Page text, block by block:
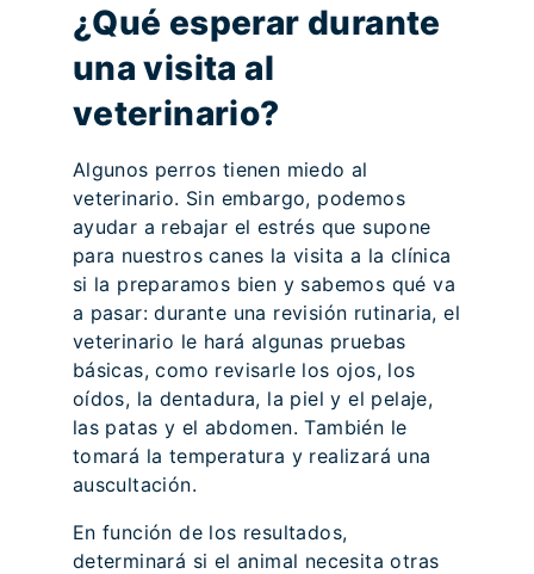
¿Qué esperar durante
una visita al
veterinario?
Algunos perros tienen miedo al
veterinario. Sin embargo, podemos
ayudar a rebajar el estrés que supone
para nuestros canes la visita a la clínica
si la preparamos bien y sabemos qué va
a pasar: durante una revisión rutinaria, el
veterinario le hará algunas pruebas
básicas, como revisarle los ojos, los
oídos, la dentadura, la piel y el pelaje,
las patas y el abdomen. También le
tomará la temperatura y realizará una
auscultación.
En función de los resultados,
determinará si el animal necesita otras